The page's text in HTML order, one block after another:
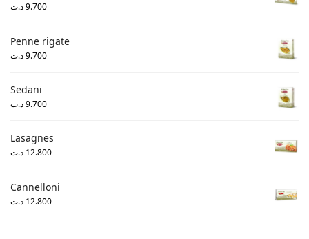
9.700د.ت
Penne rigate
9.700د.ت
Sedani
9.700د.ت
Lasagnes
12.800 د.ت
Cannelloni
12.800 د.ت